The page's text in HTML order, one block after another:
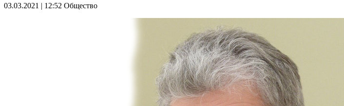
03.03.2021 | 12:52 Общество